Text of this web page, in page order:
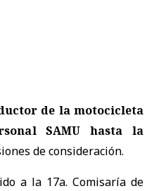
de la motocicleta
SAMU hasta la
de consideración.
a la 17a. Comisaría de